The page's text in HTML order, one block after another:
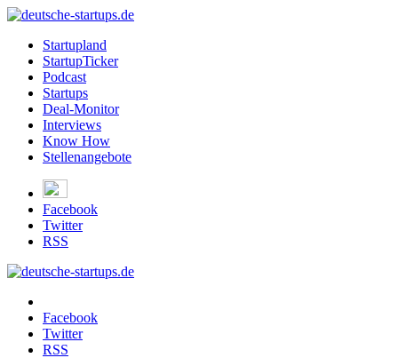
Startupland
StartupTicker
Podcast
Startups
Deal-Monitor
Interviews
Know How
Stellenangebote
Facebook
Twitter
RSS
Facebook
Twitter
RSS